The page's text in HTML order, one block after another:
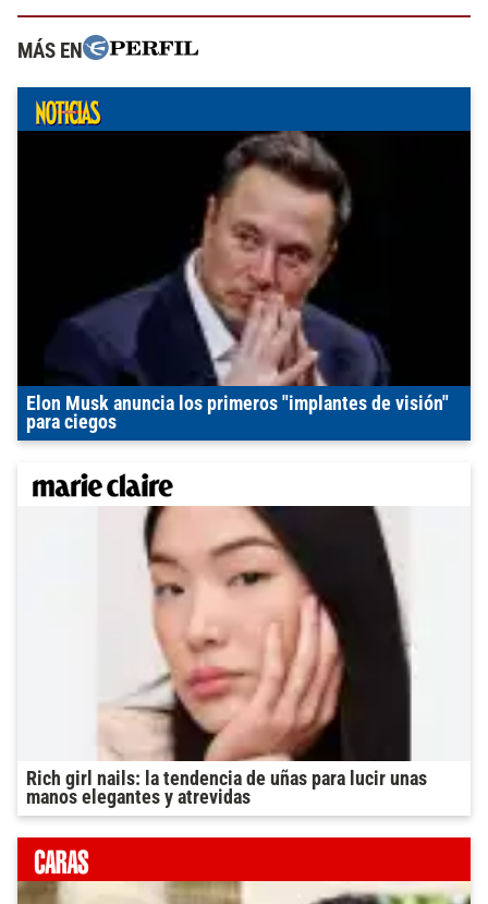
MÁS EN
Elon Musk anuncia los primeros "implantes de visión"
para ciegos
Rich girl nails: la tendencia de uñas para lucir unas
manos elegantes y atrevidas